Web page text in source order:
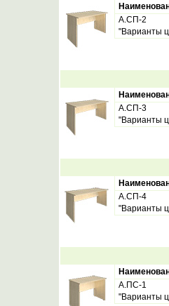
А.СП-2
"Варианты
А.СП-3
"Варианты
А.СП-4
"Варианты
А.ПС-1
"Варианты